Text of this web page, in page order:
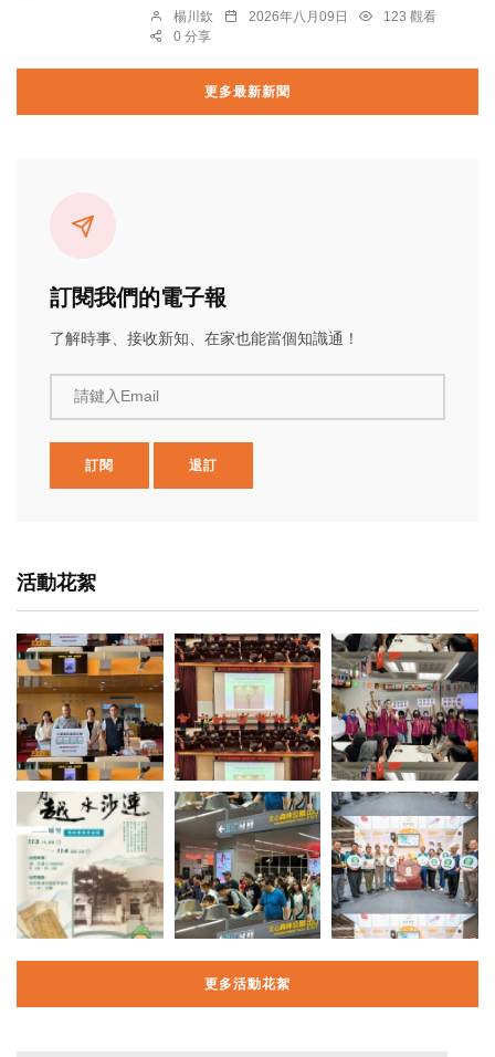
楊川欽 2026年八月09日
123 觀看
0 分享
更多最新新聞
訂閱我們的電子報
了解時事、接收新知、在家也能當個知識通！
請鍵入Email
訂閱 退訂
活動花絮
更多活動花絮